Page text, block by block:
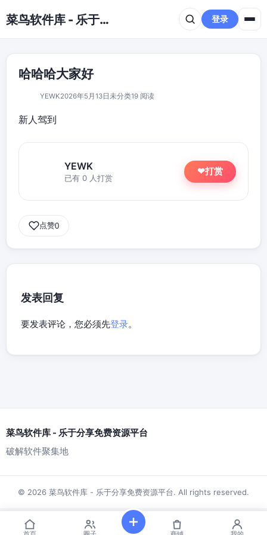
菜鸟软件库 - 乐于分享免费资源平台 登录
哈哈哈大家好
YEWK2026年5月13日 未分类19 阅读
新人驾到
YEWK
已有 0 人打赏
❤打赏
点赞0
发表回复
要发表评论，您必须先登录。
菜鸟软件库 - 乐于分享免费资源平台
破解软件聚集地
© 2026 菜鸟软件库 - 乐于分享免费资源平台. All rights reserved.